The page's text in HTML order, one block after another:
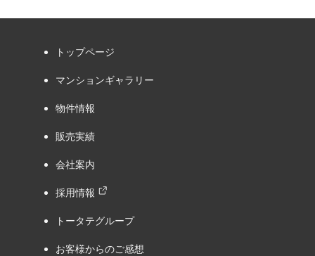
トップページ
マンションギャラリー
物件情報
販売実績
会社案内
採用情報
トータテグループ
お客様からのご感想